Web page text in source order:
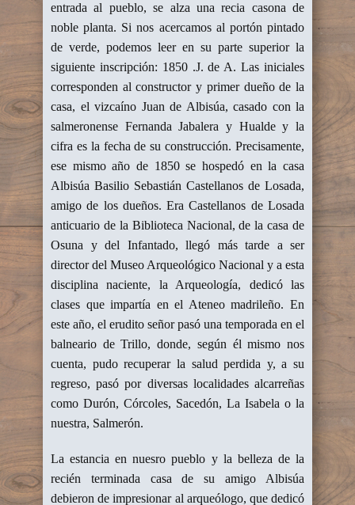
entrada al pueblo, se alza una recia casona de
noble planta. Si nos acercamos al portón pintado
de verde, podemos leer en su parte superior la
siguiente inscripción: 1850 .J. de A. Las iniciales
corresponden al constructor y primer dueño de la
casa, el vizcaíno Juan de Albisúa, casado con la
salmeronense Fernanda Jabalera y Hualde y la
cifra es la fecha de su construcción. Precisamente,
ese mismo año de 1850 se hospedó en la casa
Albisúa Basilio Sebastián Castellanos de Losada,
amigo de los dueños. Era Castellanos de Losada
anticuario de la Biblioteca Nacional, de la casa de
Osuna y del Infantado, llegó más tarde a ser
director del Museo Arqueológico Nacional y a esta
disciplina naciente, la Arqueología, dedicó las
clases que impartía en el Ateneo madrileño. En
este año, el erudito señor pasó una temporada en el
balneario de Trillo, donde, según él mismo nos
cuenta, pudo recuperar la salud perdida y, a su
regreso, pasó por diversas localidades alcarreñas
como Durón, Córcoles, Sacedón, La Isabela o la
nuestra, Salmerón.
La estancia en nuesro pueblo y la belleza de la
recién terminada casa de su amigo Albisúa
debieron de impresionar al arqueólogo, que dedicó